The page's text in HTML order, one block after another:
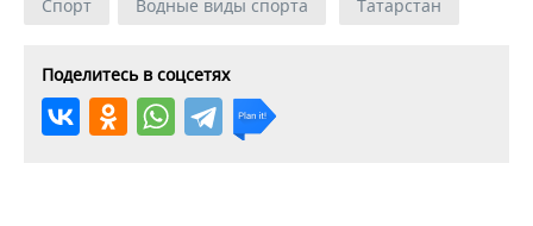
Спорт Водные виды спорта Татарстан
Поделитесь в соцсетях